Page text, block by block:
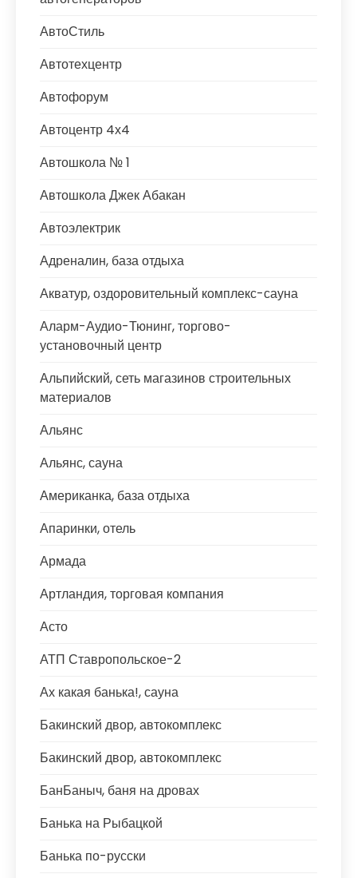
АвтоСтиль
Автотехцентр
Автофорум
Автоцентр 4х4
Автошкола № 1
Автошкола Джек Абакан
Автоэлектрик
Адреналин, база отдыха
Акватур, оздоровительный комплекс-сауна
Аларм-Аудио-Тюнинг, торгово-
установочный центр
Альпийский, сеть магазинов строительных
материалов
Альянс
Альянс, сауна
Американка, база отдыха
Апаринки, отель
Армада
Артландия, торговая компания
Асто
АТП Ставропольское-2
Ах какая банька!, сауна
Бакинский двор, автокомплекс
Бакинский двор, автокомплекс
БанБаныч, баня на дровах
Банька на Рыбацкой
Банька по-русски